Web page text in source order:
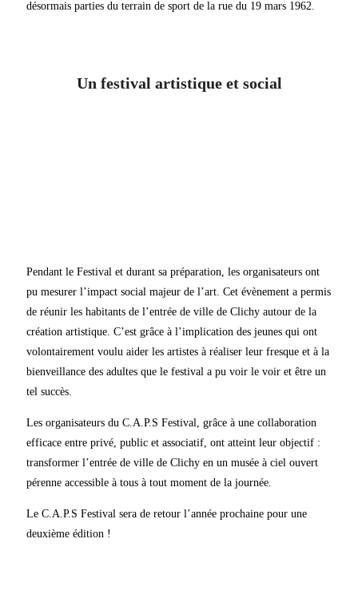
désormais parties du terrain de sport de la rue du 19 mars 1962.
Un festival artistique et social
Pendant le Festival et durant sa préparation, les organisateurs ont
pu mesurer l’impact social majeur de l’art. Cet évènement a permis
de réunir les habitants de l’entrée de ville de Clichy autour de la
création artistique. C’est grâce à l’implication des jeunes qui ont
volontairement voulu aider les artistes à réaliser leur fresque et à la
bienveillance des adultes que le festival a pu voir le voir et être un
tel succès.
Les organisateurs du C.A.P.S Festival, grâce à une collaboration
efficace entre privé, public et associatif, ont atteint leur objectif :
transformer l’entrée de ville de Clichy en un musée à ciel ouvert
pérenne accessible à tous à tout moment de la journée.
Le C.A.P.S Festival sera de retour l’année prochaine pour une
deuxième édition !